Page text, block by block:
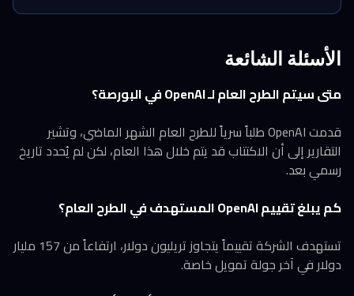
الأسئلة الشائعة
متى سيتم الطرح العام لـ OpenAI في البورصة؟
قدمت OpenAI طلباً سرياً للطرح العام الشهر الماضي، وتشير
التقارير إلى أن الاكتتاب قد يتم خلال هذا العام، لكن لم يُحدد تاريخ
رسمي بعد.
كم يبلغ تقييم OpenAI المستهدف في الطرح العام؟
تستهدف الشركة تقييماً يتجاوز تريليون دولار، ارتفاعاً من 157 مليار
دولار في آخر جولة تمويل خاصة.